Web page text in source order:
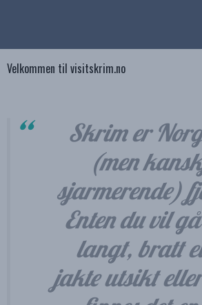
Velkommen til visitskrim.no
Skrim er
(men
sjarmerende)
Enten du vil
langt, bratt
jakte utsikt